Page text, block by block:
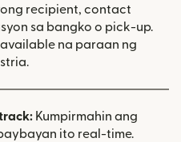
recipient, contact
sa bangko o pick-up.
available na paraan ng
Kumpirmahin ang
ito real-time.